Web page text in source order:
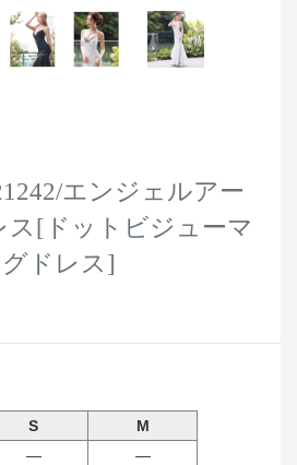
エンジェルアー
ス[ドットビジューマ
ドレス]
S
M
―
―